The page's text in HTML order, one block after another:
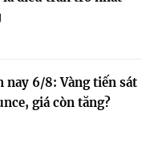
nay 6/8: Vàng tiến sát
giá còn tăng?